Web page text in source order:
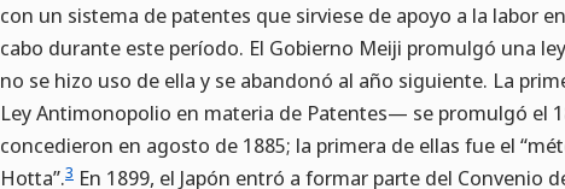
con un sistema de patentes que sirviese de apoyo a la labor
cabo durante este período. El Gobierno Meiji promulgó una
no se hizo uso de ella y se abandonó al año siguiente. La
Ley Antimonopolio en materia de Patentes— se promulgó el
concedieron en agosto de 1885; la primera de ellas fue el
Hotta”.3 En 1899, el Japón entró a formar parte del Convenio